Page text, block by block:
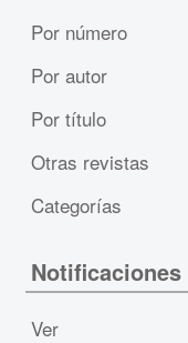
Por número
Por autor
Por título
Otras revistas
Categorías
Notificaciones
Ver